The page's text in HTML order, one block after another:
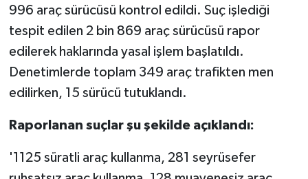
996 araç sürücüsü kontrol edildi. Suç işlediği
tespit edilen 2 bin 869 araç sürücüsü rapor
edilerek haklarında yasal işlem başlatıldı.
Denetimlerde toplam 349 araç trafikten men
edilirken, 15 sürücü tutuklandı.
Raporlanan suçlar şu şekilde açıklandı:
'1125 süratli araç kullanma, 281 seyrüsefer